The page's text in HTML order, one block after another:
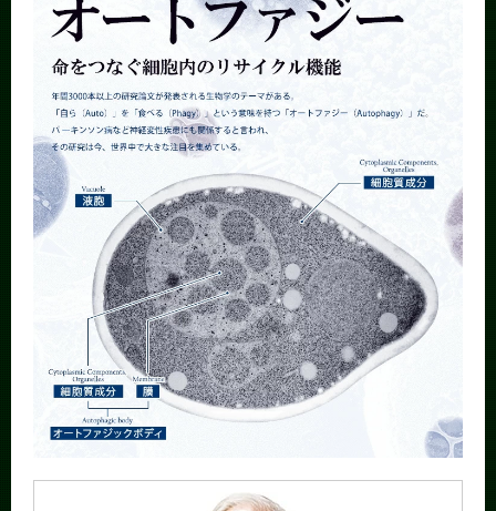
News 一覧
カテゴリ別
課程別
月別
イベントカレンダー
Event Calendar
サイト構成
学内向け情報
系詳細情報